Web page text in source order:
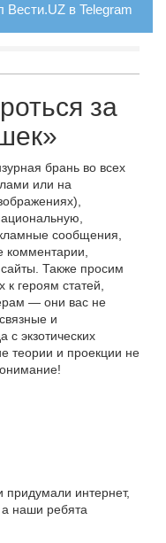
Вести.UZ в Telegram
за
брань во всех
или на
сообщения,
комментарии,
Также просим
к героям статей,
— они вас не
и
экзотических
теории и проекции не
придумали интернет,
наши ребята